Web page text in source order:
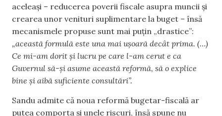
aceleași – reducerea poverii fiscale asupra muncii și
crearea unor venituri suplimentare la buget – însă
mecanismele propuse sunt mai puțin „drastice”:
„această formulă este una mai ușoară decât prima. (…)
Ce mi-am dorit și lucru pe care l-am cerut e ca
Guvernul să-și asume această reformă, să o explice
bine și aibă suficiente consultări”.
Sandu admite că noua reformă bugetar-fiscală ar
putea comporta și unele riscuri, însă spune nu